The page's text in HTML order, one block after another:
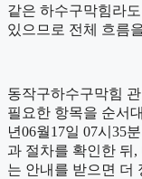
같은 하수구막힘라
있으므로 전체 흐름
동작구하수구막힘
필요한 항목을 순서
년06월17일 07시35
과 절차를 확인한 뒤
는 안내를 받으면 더